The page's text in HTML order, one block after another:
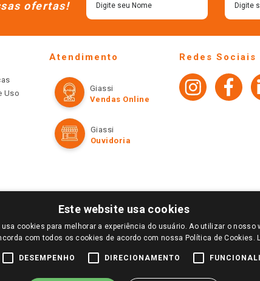
ofertas!
Uso
Atendimento
Giassi
Vendas Online
Giassi
Ouvidoria
Redes Sociais
E SELECIONE A LOJA DE SUA PREFERÊNCIA. SOMENTE APÓS O LOGIN, OS PREÇOS
VÁLIDOS APENAS PARA COMPRAS REALIZADAS NO GIASSI.COM.BR E NA LOJA
DE BUSCAS.
Este website usa cookies
usa cookies para melhorar a experiência do usuário. Ao utilizar o nosso
com todos os cookies de acordo com nossa Política de Cookies.
DESEMPENHO DIRECIONAMENTO